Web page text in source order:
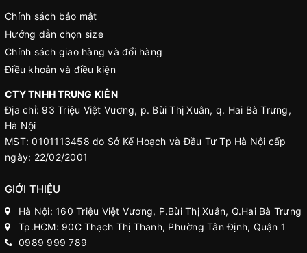
Chính sách bảo mật
Hướng dẫn chọn size
Chính sách giao hàng và đổi hàng
Điều khoản và điều kiện
CTY TNHH TRUNG KIÊN
Địa chỉ: 93 Triệu Việt Vương, p. Bùi Thị Xuân, q. Hai Bà Trưng,
Hà Nội
MST: 0101113458 do Sở Kế Hoạch và Đầu Tư Tp Hà Nội cấp
ngày: 22/02/2001
GIỚI THIỆU
Hà Nội: 160 Triệu Việt Vương, P.Bùi Thị Xuân, Q.Hai Bà Trưng
Tp.HCM: 90C Thạch Thị Thanh, Phường Tân Định, Quận 1
0989 999 789